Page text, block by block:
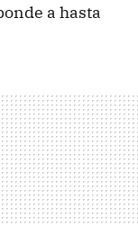
a hasta